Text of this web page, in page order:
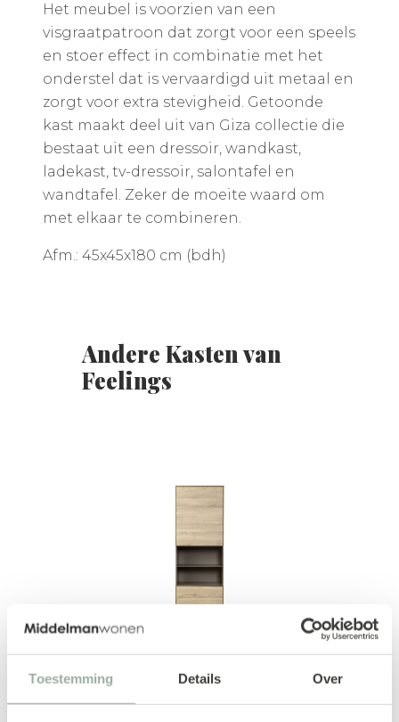
Toestemming Details Over
Het meubel is voorzien van een
visgraatpatroon dat zorgt voor een speels
en stoer effect in combinatie met het
onderstel dat is vervaardigd uit metaal en
zorgt voor extra stevigheid. Getoonde
kast maakt deel uit van Giza collectie die
bestaat uit een dressoir, wandkast,
ladekast, tv-dressoir, salontafel en
wandtafel. Zeker de moeite waard om
met elkaar te combineren.
Afm.: 45x45x180 cm (bdh)
Andere Kasten van
Feelings